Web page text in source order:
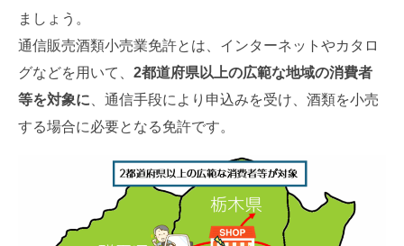
ましょう。
通信販売酒類小売業免許とは、インターネットやカタロ
グなどを用いて、 2都道府県以上の広範な地域の消費者
等を対象に 、通信手段により申込みを受け、酒類を小売
する場合に必要となる免許です。